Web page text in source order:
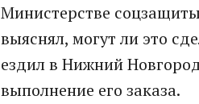
Министерстве
выяснял, могут ли это
ездил в Нижний
выполнение его заказа.